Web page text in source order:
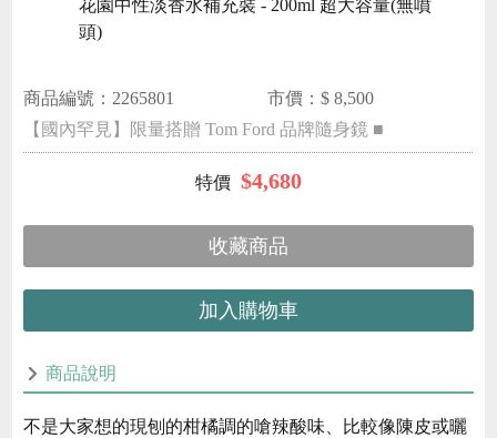
花園中性淡香水補充裝 - 200ml 超大容量(無噴
頭)
商品編號： 2265801 市價：$8,500
【國內罕見】限量搭贈 Tom Ford 品牌隨身鏡 ■
$4,680
收藏商品
加入購物車
商品說明
不是大家想的現刨的柑橘調的嗆辣酸味、比較像陳皮或曬